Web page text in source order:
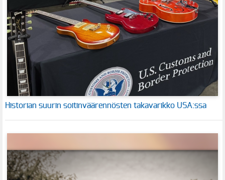
Historian suurin soitinväärennösten takavarikko USA:ssa